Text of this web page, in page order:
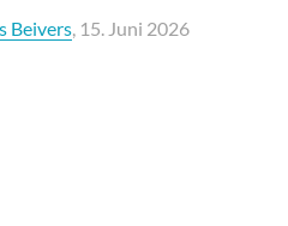
Beivers, 15. Juni 2026